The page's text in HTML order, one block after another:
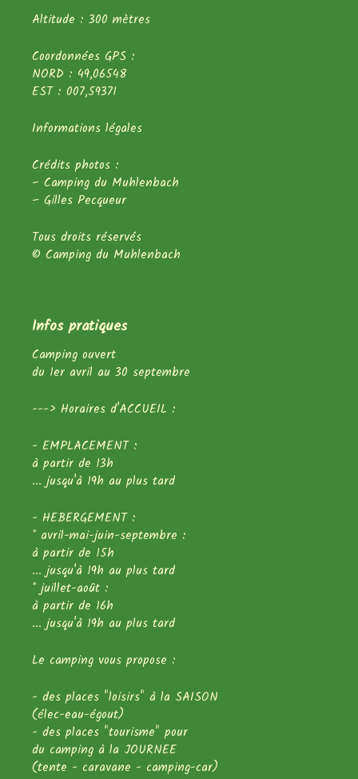
Altitude : 300 mètres
Coordonnées GPS :
NORD : 49,06548
EST : 007,59371
Informations légales
Crédits photos :
– Camping du Muhlenbach
– Gilles Pecqueur
Tous droits réservés
© Camping du Muhlenbach
Infos pratiques
Camping ouvert
du 1er avril au 30 septembre
---> Horaires d'ACCUEIL :
- EMPLACEMENT :
à partir de 13h
... jusqu'à 19h au plus tard
- HEBERGEMENT :
* avril-mai-juin-septembre :
à partir de 15h
... jusqu'à 19h au plus tard
* juillet-août :
à partir de 16h
... jusqu'à 19h au plus tard
Le camping vous propose :
- des places "loisirs" à la SAISON
(élec-eau-égout)
- des places "tourisme" pour
du camping à la JOURNEE
(tente - caravane - camping-car)